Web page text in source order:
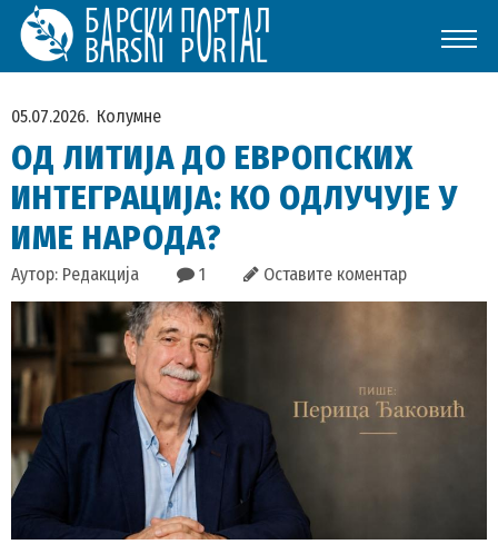
05.07.2026. Колумне
ОД ЛИТИЈА ДО ЕВРОПСКИХ
ИНТЕГРАЦИЈА: КО ОДЛУЧУЈЕ У
ИМЕ НАРОДА?
Аутор: Редакција 1 Оставите коментар